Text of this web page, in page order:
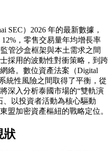
SEC）2026 年的最新數據，
，零售交易量年均增長率
管沙盒框架與本土需求之間
採用的波動性對衝策略，到跨
絡。數位資產法案（Digital
統性風險之間取得了平衡，從
深入分析泰國市場的“雙軌演
、以投資者活動為核心驅動
盟加密資產樞紐的戰略定位。
狀